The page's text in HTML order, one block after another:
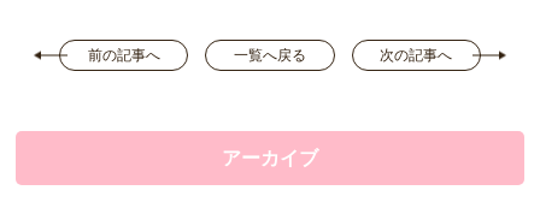
前の記事へ 一覧へ戻る 次の記事へ
アーカイブ